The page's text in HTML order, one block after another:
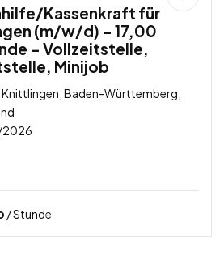
Kassenkraft für
(m/w/d) – 17,00
– Vollzeitstelle,
Minijob
Baden-Württemberg,
/ Stunde